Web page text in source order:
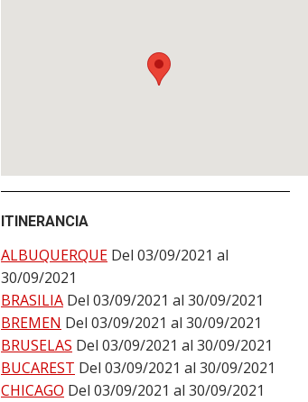
ITINERANCIA
ALBUQUERQUE Del 03/09/2021 al
30/09/2021
BRASILIA Del 03/09/2021 al 30/09/2021
BREMEN Del 03/09/2021 al 30/09/2021
BRUSELAS Del 03/09/2021 al 30/09/2021
BUCAREST Del 03/09/2021 al 30/09/2021
CHICAGO Del 03/09/2021 al 30/09/2021